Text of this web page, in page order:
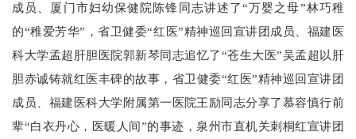
成员、厦门市妇幼保健院陈锋同志讲述了“万婴之母”林巧稚
的“稚爱芳华”，省卫健委“红医”精神巡回宣讲团成员、福建医
科大学孟超肝胆医院郭新琴同志追忆了“苍生大医”吴孟超以肝
胆赤诚铸就红医丰碑的故事，省卫健委“红医”精神巡回宣讲团
成员、福建医科大学附属第一医院王励同志分享了慕容慎行前
辈“白衣丹心，医暖人间”的事迹，泉州市直机关刺桐红宣讲团